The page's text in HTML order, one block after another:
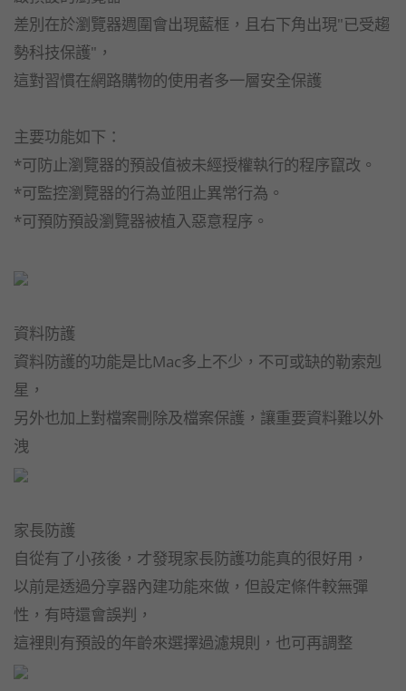
差別在於瀏覽器週圍會出現藍框，且右下角出現"已受趨
勢科技保護"，
這對習慣在網路購物的使用者多一層安全保護
主要功能如下：
*可防止瀏覽器的預設值被未經授權執行的程序竄改。
*可監控瀏覽器的行為並阻止異常行為。
*可預防預設瀏覽器被植入惡意程序。
資料防護
資料防護的功能是比Mac多上不少，不可或缺的勒索剋
星，
另外也加上對檔案刪除及檔案保護，讓重要資料難以外
洩
家長防護
自從有了小孩後，才發現家長防護功能真的很好用，
以前是透過分享器內建功能來做，但設定條件較無彈
性，有時還會誤判，
這裡則有預設的年齡來選擇過濾規則，也可再調整